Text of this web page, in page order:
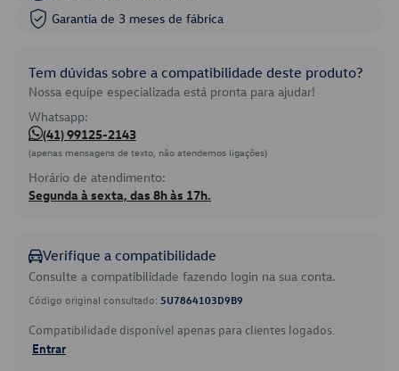
Garantia de 3 meses de fábrica
Tem dúvidas sobre a compatibilidade deste produto?
Nossa equipe especializada está pronta para ajudar!
Whatsapp:
(41) 99125-2143
(apenas mensagens de texto, não atendemos ligações)
Horário de atendimento:
Segunda à sexta, das 8h às 17h.
Verifique a compatibilidade
Consulte a compatibilidade fazendo login na sua conta.
Código original consultado: 5U7864103D9B9
Compatibilidade disponível apenas para clientes logados.
Entrar